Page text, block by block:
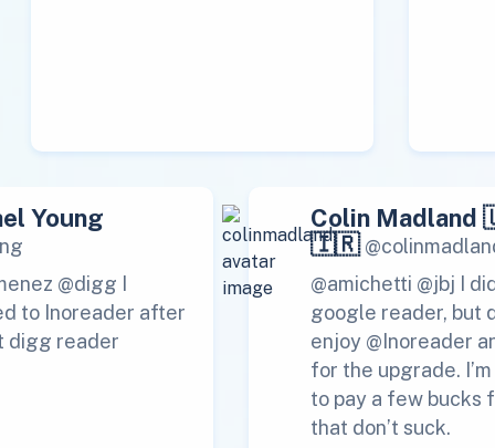
Young
@digg I
to Inoreader after
digg reader
Colin
🇮🇷
@amichetti @jbj I
google reader, but
enjoy @Inoreader
for the upgrade.
to pay a few bucks
that don’t suck.